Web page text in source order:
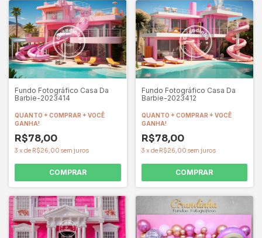
Fundo Fotográfico Casa Da
Barbie-2023414
QUANTO + COMPRAR + VOCÊ
GANHA!
R$78,00
3 x de R$26,00 sem juros
COMPRAR
Fundo Fotográfico Casa Da
Barbie-2023412
QUANTO + COMPRAR + VOCÊ
GANHA!
R$78,00
3 x de R$26,00 sem juros
COMPRAR